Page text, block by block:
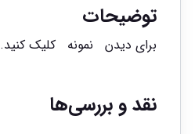
توضیحات
برای دیدن نمونه کلیک کنید.
نقد و بررسی‌ها